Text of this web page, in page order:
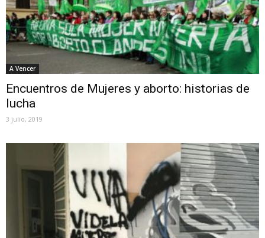
A Vencer
Encuentros de Mujeres y aborto: historias de
lucha
3 julio, 2019